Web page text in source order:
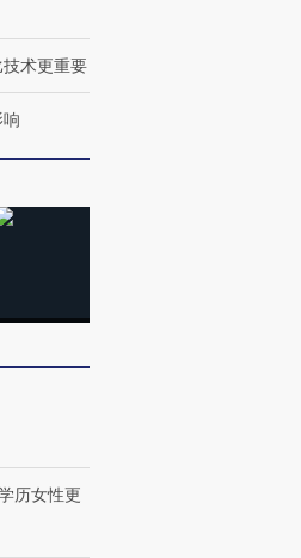
种
度Z世代 用街头抗争将教
【商旅对话】华住集团
术更重要
历女性更